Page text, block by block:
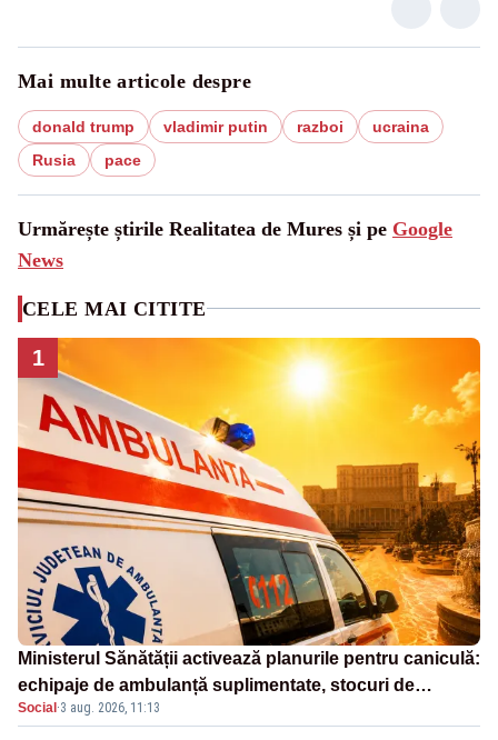
Mai multe articole despre
donald trump vladimir putin razboi
ucraina
Rusia
pace
Urmărește știrile Realitatea de Mures și pe Google
News
CELE MAI CITITE
1
Ministerul Sănătății activează planurile pentru caniculă:
echipaje de ambulanță suplimentate, stocuri de
medicamente verificate și puncte de apă în spațiile
Social ·3 aug. 2026, 11:13